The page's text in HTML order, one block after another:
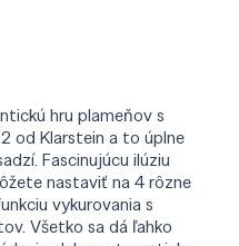
hru plameňov s
od Klarstein a to úplne
Fascinujúcu ilúziu
nastaviť na 4 rôzne
vykurovania s
Všetko sa dá ľahko